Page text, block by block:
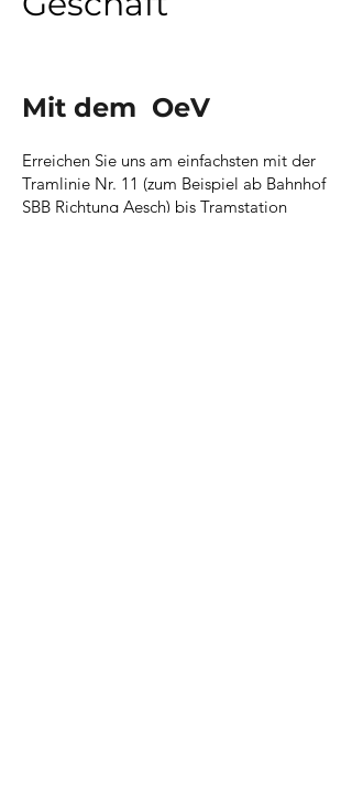
Mit dem OeV
Erreichen Sie uns am einfachsten mit der
Tramlinie Nr. 11 (zum Beispiel ab Bahnhof
SBB Richtung Aesch) bis Tramstation